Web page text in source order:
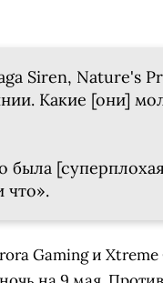
Siren, Nature's
Какие [они]
была
что».
Gaming и Xtreme